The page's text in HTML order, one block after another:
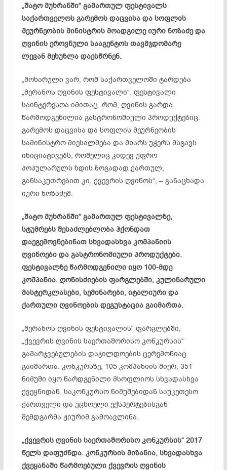
„შატო მუხრანში“ გამართულ ფესტივალს
საქართველოს გარემოს დაცვისა და სოფლის
მეურნეობის მინისტრის მოადგილე იური ნოზაძე და
ღვინის ეროვნული სააგენტოს თავმჯდომარე
ლევან მეხუზლადაესწრნენ.
„მოხარული ვარ, რომ საქართველოში ტარდება
„მერანოს ღვინის ფესტივალი“. ფესტივალი
საინტერესოა იმითაც, რომ, ღვინის გარდა,
წარმოდგენილია გასტრონომიული პროდუქტებიც.
გარემოს დაცვისა და სოფლის მეურნეობის
სამინისტრო მიესალმება და მხარს უჭერს მსგავს
ინიციატივებს, რომელიც კიდევ უფრო
პოპულარულს ხდის ზოგადად ქართულ,
განსაკუთრებით კი, ქვევრის ღვინოს“, – განაცხადა
იური ნოზაძემ.
„შატო მუხრანში“ გამართულ ფესტივალზე,
სტუმრებს შესაძლებლობა ჰქონდათ
დაეგემოვნებინათსხვადასხვა კომპანიის
ღვინოები და გასტრონომიული პროდუქტები.
ფესტივალზე წარმოდგენილი იყო 100-მდე
კომპანია. ღონისძიების ფარგლებში, კულინარული
მასტერკლასები, სემინარები, იტალიური და
ქართული ღვინოების დეგუსტაცია გაიმართა.
„მერანოს ღვინის ფესტივალის“ ფარგლებში,
„ქვევრის ღვინის საერთაშორისო კონკურსის“
გამარჯვებულების დაჯილდოების ცერემონიაც
გაიმართა. კონკურსზე, 105 კომპანიის მიერ, 351
ნიმუში იყო წარდგენილი მსოფლიოს სხვადასხვა
ქვეყნიდან. საკონკურსო ნიმუშებიდანსაუკეთესო
ქართველი და უცხოელი ექსპერტებისგან
შემდგარმა ჟიურიმ გამოავლინა.
„ქვევრის ღვინის საერთაშორისო კონკურსის“ 2017
წელს დაფუძნდა. კონკურსის მიზანია, სხვადასხვა
ქვეყანაში წარმოებული ქვევრის ღვინის